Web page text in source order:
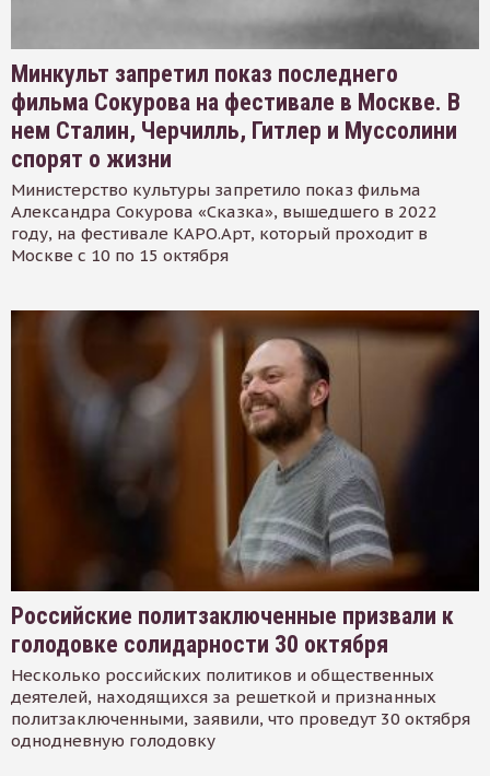
Минкульт запретил показ последнего
фильма Сокурова на фестивале в Москве. В
нем Сталин, Черчилль, Гитлер и Муссолини
спорят о жизни
Министерство культуры запретило показ фильма
Александра Сокурова «Сказка», вышедшего в 2022
году, на фестивале КАРО.Арт, который проходит в
Москве с 10 по 15 октября
Российские политзаключенные призвали к
голодовке солидарности 30 октября
Несколько российских политиков и общественных
деятелей, находящихся за решеткой и признанных
политзаключенными, заявили, что проведут 30 октября
однодневную голодовку